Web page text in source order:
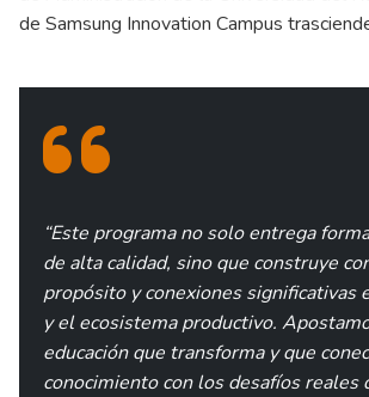
de Samsung Innovation Campus
“Este programa no solo entrega
de alta calidad, sino que construye
propósito y conexiones significativas
y el ecosistema productivo.
educación que transforma y que
conocimiento con los desafíos reales